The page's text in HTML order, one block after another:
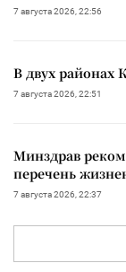
7 августа 2026, 22:56
В двух районах
7 августа 2026, 22:51
Минздрав
перечень
7 августа 2026, 22:37